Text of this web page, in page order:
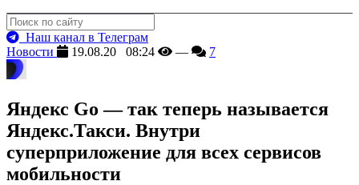
Наш канал в Телеграм
Новости
19.08.20 08:24 — 7
Яндекс Go — так теперь называется
Яндекс.Такси. Внутри
суперприложение для всех сервисов
мобильности